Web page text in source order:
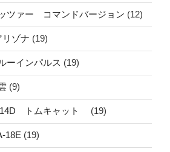
ツァー コマンドバージョン (12)
ゾナ (19)
インパルス (19)
(9)
トムキャット (19)
18E (19)